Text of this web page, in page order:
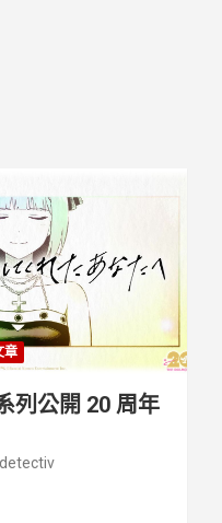
章
列公開 20 周年
detectiv